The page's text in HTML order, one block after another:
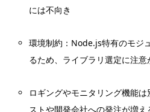
には不向き
環境制約：Node.js特有のモジ
るため、ライブラリ選定に注意
ロギングやモニタリング機能
ストや開発会社への発注が増